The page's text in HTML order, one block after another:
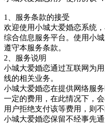
1、服务条款的接受
欢迎使用小城大爱婚恋系统 ，
综合信息服务平台。使用小
遵守本服务条款。
2、服务说明
小城大爱婚恋通过互联网为
线的相关业务。
小城大爱婚恋在提供网络服
一定的费用，在此情况下，
用户拒绝支付该等费用，则
小城大爱婚恋保留不经事先